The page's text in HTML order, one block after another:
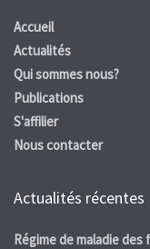
Accueil
Actualités
Qui sommes nous?
Publications
S'affilier
Nous contacter
Actualités récentes
Régime de maladie